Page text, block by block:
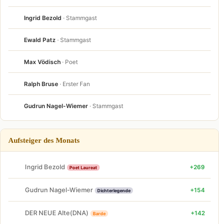
Ingrid Bezold · Stammgast
Ewald Patz · Stammgast
Max Vödisch · Poet
Ralph Bruse · Erster Fan
Gudrun Nagel-Wiemer · Stammgast
Aufsteiger des Monats
Ingrid Bezold Poet Laureat +269
Gudrun Nagel-Wiemer Dichterlegende +154
DER NEUE Alte(DNA) Barde +142